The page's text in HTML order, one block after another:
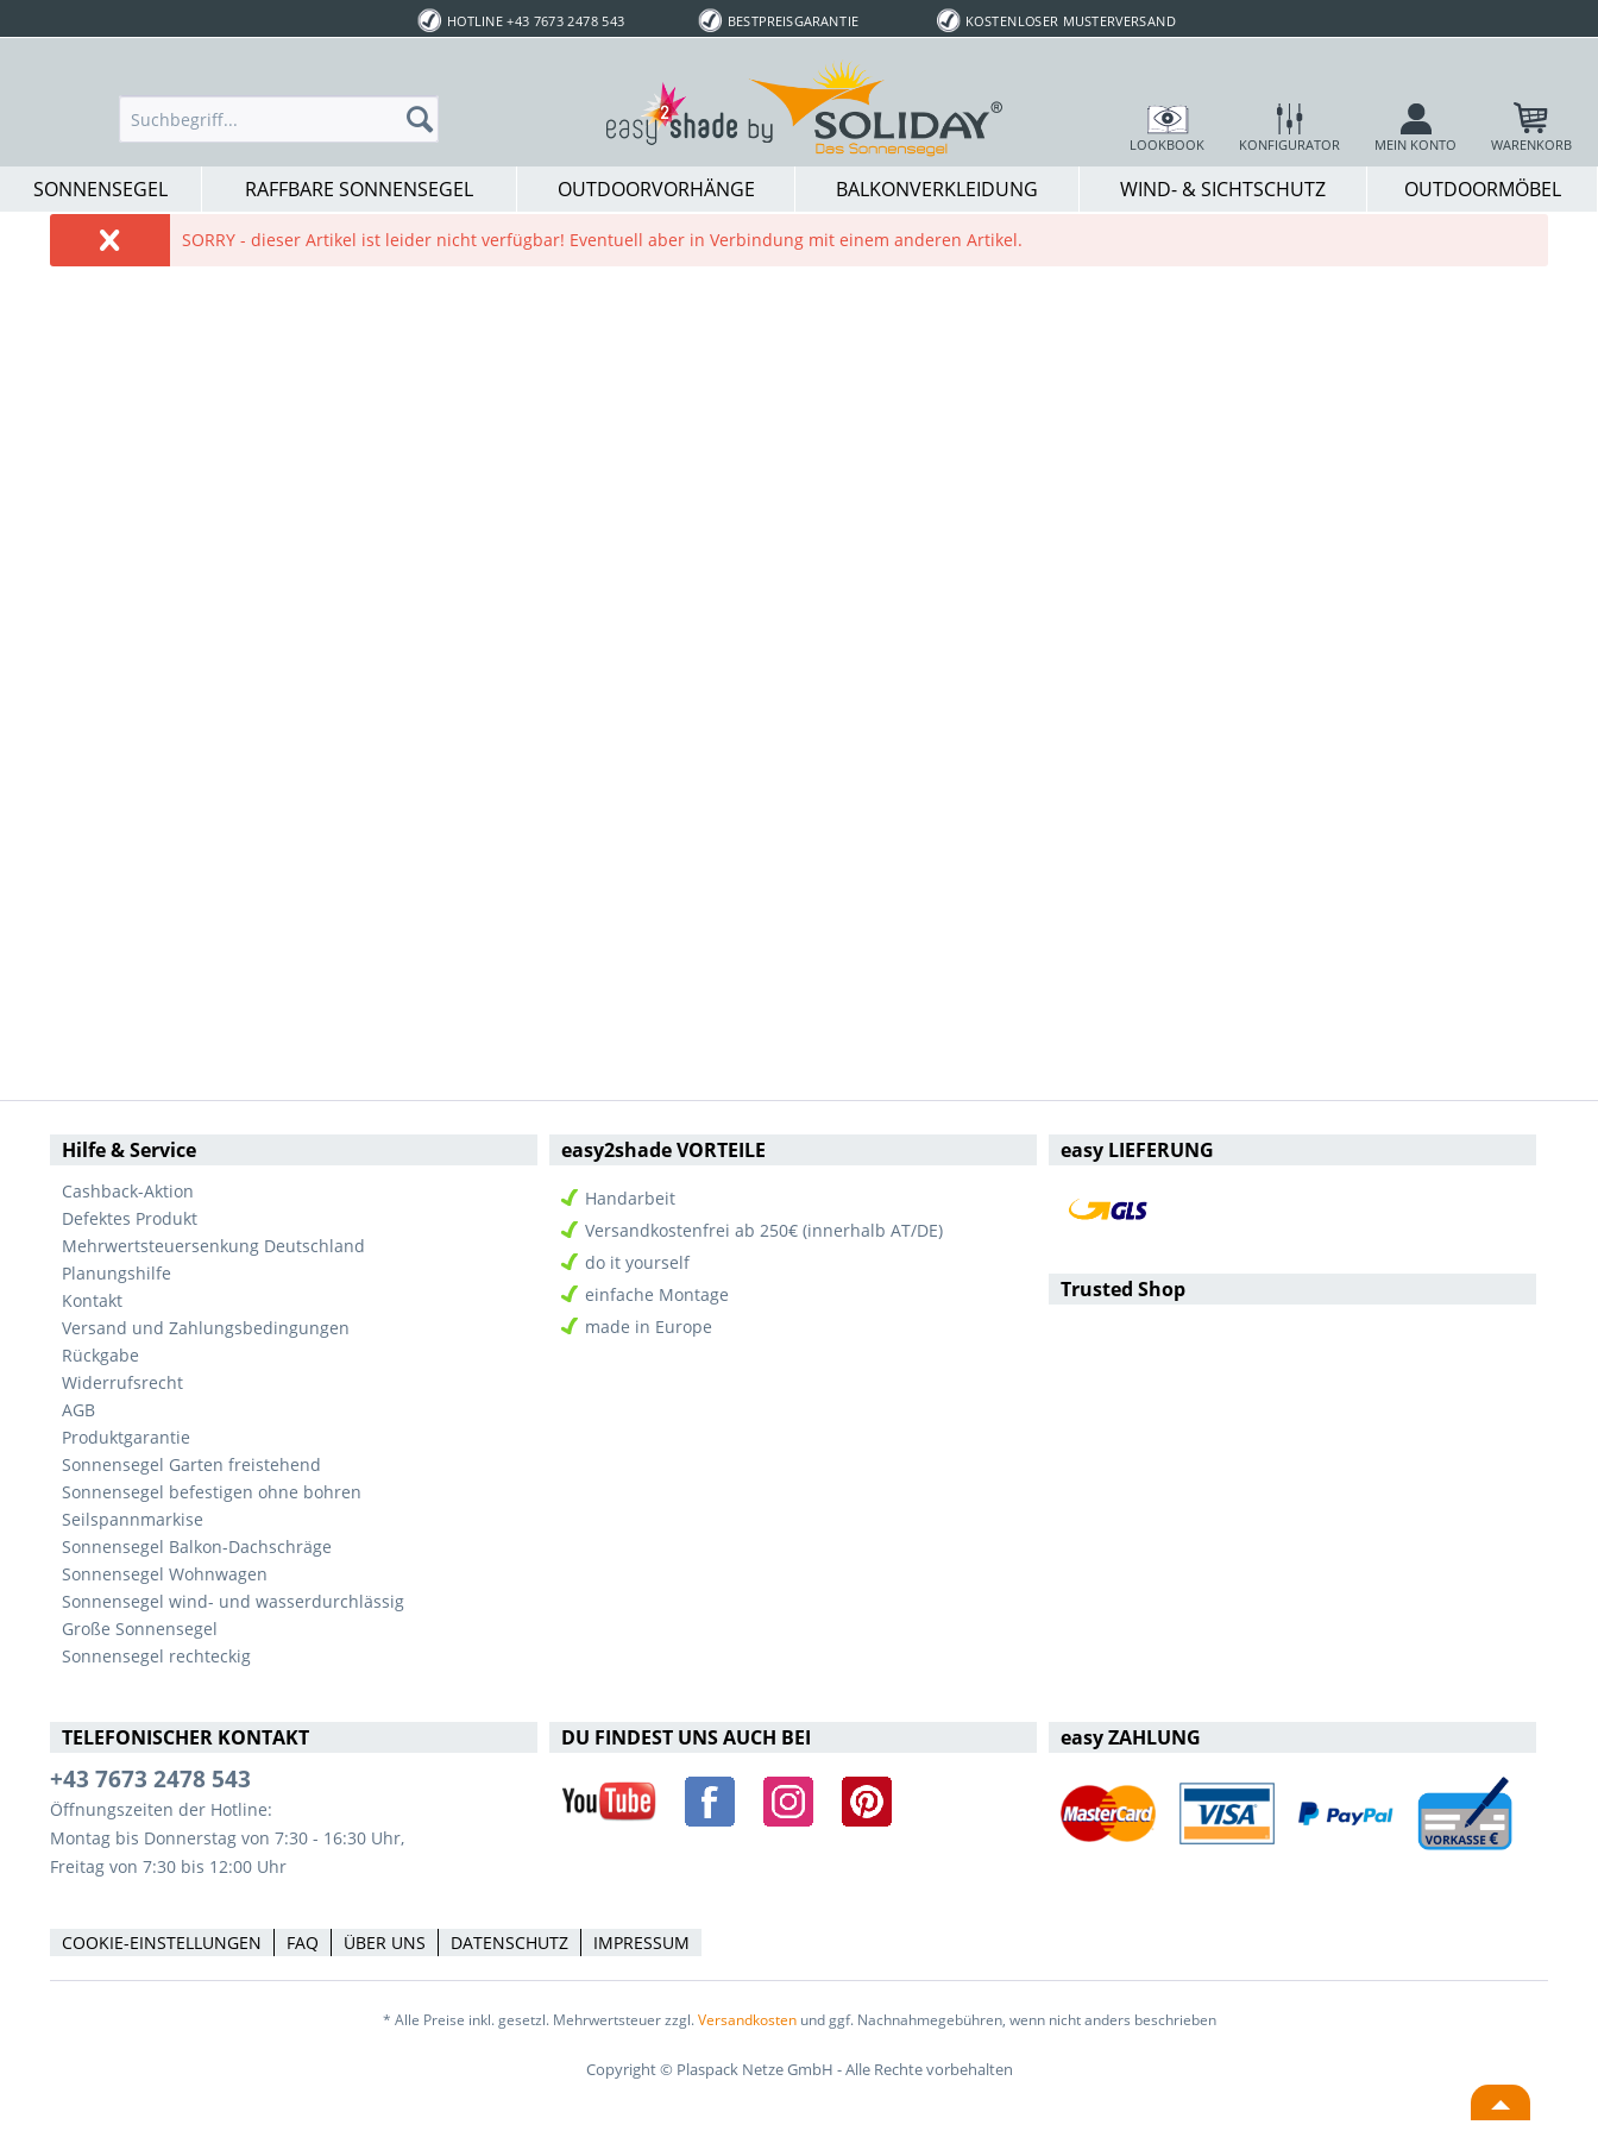
HOTLINE +43 7673 2478 543 BESTPREISGARANTIE KOSTENLOSER MUSTERVERSAND
LOOKBOOK KONFIGURATOR MEIN KONTO WARENKORB
SONNENSEGEL RAFFBARE SONNENSEGEL OUTDOORVORHÄNGE BALKONVERKLEIDUNG WIND- & SICHTSCHUTZ OUTDOORMÖBEL
SORRY - dieser Artikel ist leider nicht verfügbar! Eventuell aber in Verbindung mit einem anderen Artikel.
Hilfe & Service
Cashback-Aktion
Defektes Produkt
Mehrwertsteuersenkung Deutschland
Planungshilfe
Kontakt
Versand und Zahlungsbedingungen
Rückgabe
Widerrufsrecht
AGB
Produktgarantie
Sonnensegel Garten freistehend
Sonnensegel befestigen ohne bohren
Seilspannmarkise
Sonnensegel Balkon-Dachschräge
Sonnensegel Wohnwagen
Sonnensegel wind- und wasserdurchlässig
Große Sonnensegel
Sonnensegel rechteckig
easy2shade VORTEILE
Handarbeit
Versandkostenfrei ab 250€ (innerhalb AT/DE)
do it yourself
einfache Montage
made in Europe
easy LIEFERUNG
Trusted Shop
TELEFONISCHER KONTAKT
+43 7673 2478 543
Öffnungszeiten der Hotline:
Montag bis Donnerstag von 7:30 - 16:30 Uhr,
Freitag von 7:30 bis 12:00 Uhr
DU FINDEST UNS AUCH BEI easy ZAHLUNG
COOKIE-EINSTELLUNGEN FAQ ÜBER UNS DATENSCHUTZ IMPRESSUM
* Alle Preise inkl. gesetzl. Mehrwertsteuer zzgl.Versandkostenund ggf. Nachnahmegebühren, wenn nicht anders beschrieben
Copyright © Plaspack Netze GmbH - Alle Rechte vorbehalten